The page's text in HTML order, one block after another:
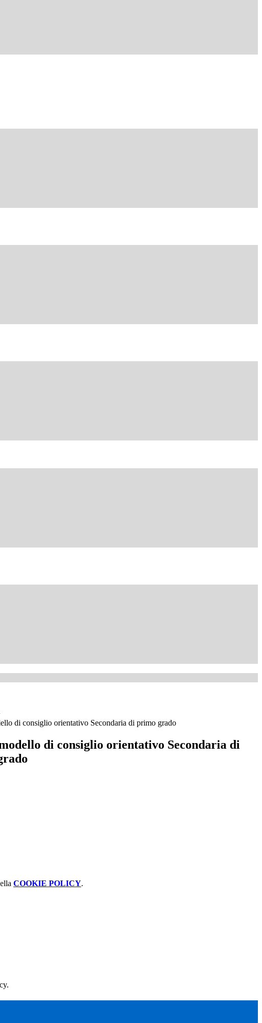
di consiglio orientativo Secondaria di primo grado
di consiglio orientativo Secondaria di
COOKIE POLICY.